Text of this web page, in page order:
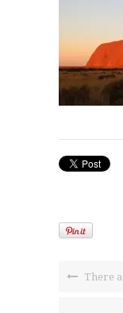
There